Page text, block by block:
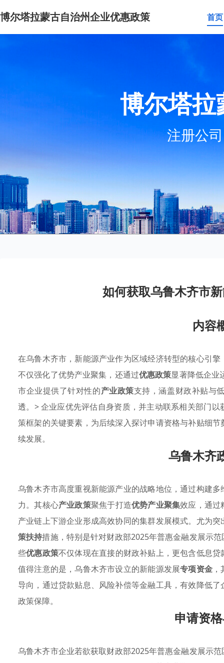
博尔塔拉蒙古自治州企业优惠政策 首页
博尔塔
注册公
如何获取乌鲁木齐市
内容
在乌鲁木齐市，新能源产业作为区域经济转型的核心引
不仅强化了优势产业聚集，还通过优惠政策显著降低企业
市企业提供了针对性的产业政策支持，涵盖财政补贴与
透。> 企业应优先评估自身资质，并主动联系相关部门
策框架的关键要素，为后续深入探讨申请资格与补贴细
续发展。
乌鲁木齐
乌鲁木齐市高度重视新能源产业的战略地位，通过构建多
力。其核心产业政策聚焦于打造优势产业聚集效应，通过
产业链上下游企业形成高效协同的集群发展模式。尤为
策扶持措施，特别是针对财政部2025年普惠金融发展示
些优惠政策不仅体现在直接的财政补贴上，更包含低息
值得注意的是，乌鲁木齐市设立的新能源发展专项资金
导向，通过贷款贴息、风险补偿等金融工具，有效降低
政策保障。
申请资
乌鲁木齐市企业若欲获取财政部2025年普惠金融发展示